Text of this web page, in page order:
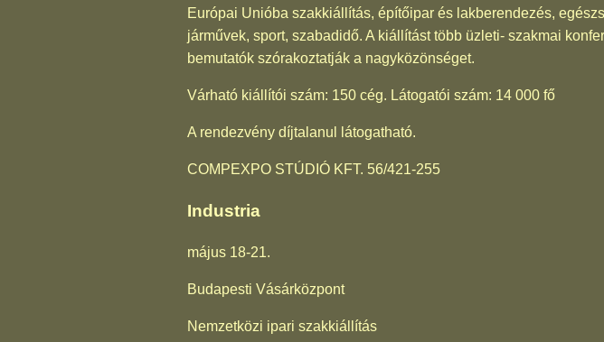
Európai Unióba szakkiállítás, építőipar és lakberendezés,
járművek, sport, szabadidő. A kiállítást több üzleti- szakmai
bemutatók szórakoztatják a nagyközönséget.
Várható kiállítói szám: 150 cég. Látogatói szám: 14 000 fő
A rendezvény díjtalanul látogatható.
COMPEXPO STÚDIÓ KFT. 56/421-255
Industria
május 18-21.
Budapesti Vásárközpont
Nemzetközi ipari szakkiállítás